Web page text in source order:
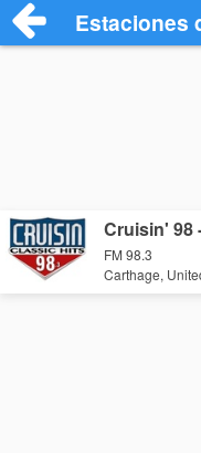
Estaciones
Cruisin' 98
FM 98.3
Carthage,